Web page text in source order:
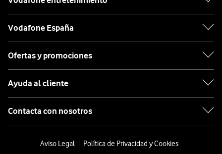
Vodafone España
Ofertas y promociones
Ayuda al cliente
Contacta con nosotros
Aviso Legal Política de Privacidad y Cookies